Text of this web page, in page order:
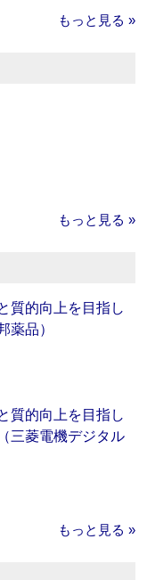
もっと見る »
もっと見る »
質的向上を目指し
薬品）
質的向上を目指し
三菱電機デジタル
もっと見る »